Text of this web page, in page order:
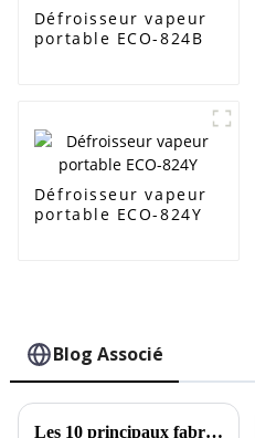
Défroisseur vapeur
portable ECO-824B
Défroisseur vapeur
portable ECO-824Y
Blog Associé
Les 10 principaux fabricants chinois de défroisseurs vapeur pour vêtements présentés à la 137e Foire de Canton